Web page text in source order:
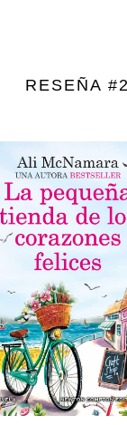
RESEÑA